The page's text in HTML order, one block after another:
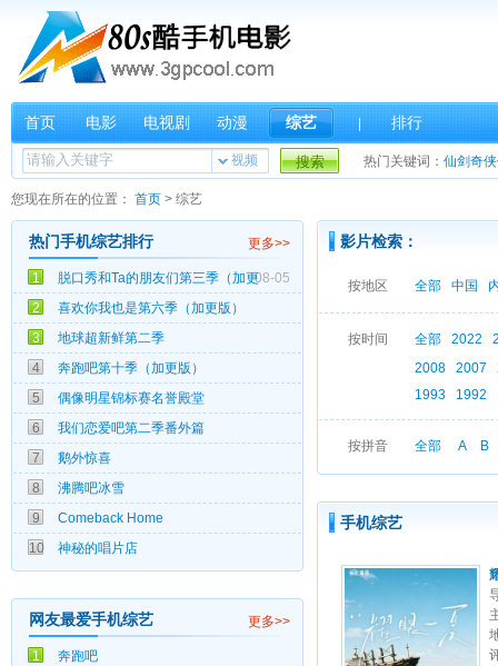
首页 电影 电视剧 动漫 综艺 排行
视频 搜索 热门关键词： 仙剑奇
您现在所在的位置： 首页 > 综艺
热门手机综艺排行 更多>>
1 脱口秀和Ta的朋友们第三季（加更08-05
2
喜欢你我也是第六季（加更版）
08-05
3 地球超新鲜第二季
4 奔跑吧第十季（加更版）
5 偶像明星锦标赛名誉殿堂
6 我们恋爱吧第二季番外篇
7 鹅外惊喜
8 沸腾吧冰雪
9 Comeback Home
10 神秘的唱片店
网友最爱手机综艺 更多>>
1 奔跑吧
10.0
影片检索：
按地区 全部 中国
按时间 全部 2022
2008
2007
1993
1992
按拼音 全部 A B
手机综艺